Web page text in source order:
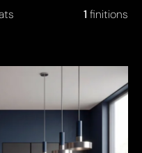
1 finitions